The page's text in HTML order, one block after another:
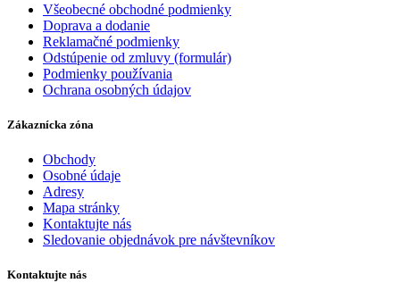
Všeobecné obchodné podmienky
Doprava a dodanie
Reklamačné podmienky
Odstúpenie od zmluvy (formulár)
Podmienky používania
Ochrana osobných údajov
Zákaznícka zóna
Obchody
Osobné údaje
Adresy
Mapa stránky
Kontaktujte nás
Sledovanie objednávok pre návštevníkov
Kontaktujte nás